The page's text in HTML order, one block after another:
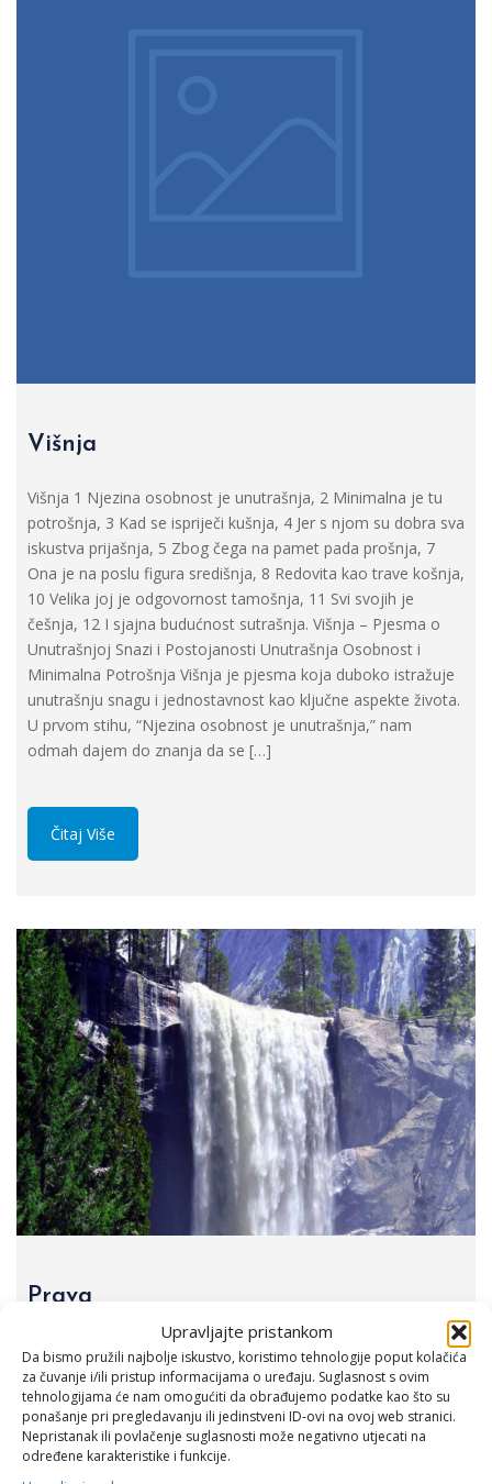
Upravljajte pristankom
Da bismo pružili najbolje iskustvo, koristimo tehnologije poput kolačića
za čuvanje i/ili pristup informacijama o uređaju. Suglasnost s ovim
tehnologijama će nam omogućiti da obrađujemo podatke kao što su
ponašanje pri pregledavanju ili jedinstveni ID-ovi na ovoj web stranici.
Nepristanak ili povlačenje suglasnosti može negativno utjecati na
određene karakteristike i funkcije.
Višnja
Višnja 1 Njezina osobnost je unutrašnja, 2 Minimalna je tu
potrošnja, 3 Kad se ispriječi kušnja, 4 Jer s njom su dobra sva
iskustva prijašnja, 5 Zbog čega na pamet pada prošnja, 7
Ona je na poslu figura središnja, 8 Redovita kao trave košnja,
10 Velika joj je odgovornost tamošnja, 11 Svi svojih je
češnja, 12 I sjajna budućnost sutrašnja. Višnja – Pjesma o
Unutrašnjoj Snazi i Postojanosti Unutrašnja Osobnost i
Minimalna Potrošnja Višnja je pjesma koja duboko istražuje
unutrašnju snagu i jednostavnost kao ključne aspekte života.
U prvom stihu, “Njezina osobnost je unutrašnja,” nam
odmah dajem do znanja da se […]
Čitaj Više
Prava
Prava 1 Jedno drugo nosimo, Jedno na drugo mislimo. Dobro
zajedno izgledamo, Isto tako razmišljamo.
Čitaj Više